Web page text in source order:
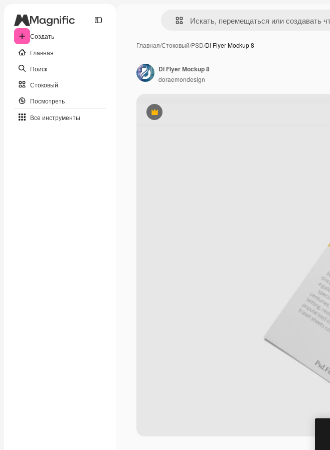
Создать
Главная
Поиск
Стоковый
Посмотреть
Все инструменты
Главная/Стоковый/PSD/Dl Flyer Mockup 8
Премиум
Dl Flyer Mockup 8
doraemondesign